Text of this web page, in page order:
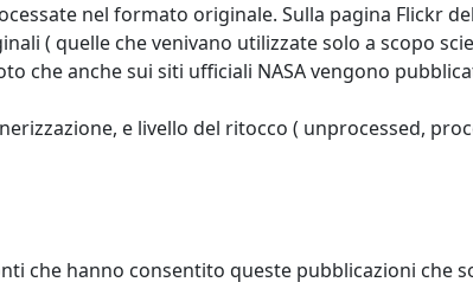
nel formato originale. Sulla pagina Flickr
( quelle che venivano utilizzate solo a scopo
che anche sui siti ufficiali NASA vengono
e livello del ritocco ( unprocessed,
che hanno consentito queste pubblicazioni che